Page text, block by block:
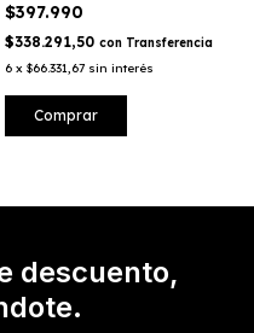
$397.990
$338.291,50 con Transferencia
6 x $66.331,67 sin interés
descuento,